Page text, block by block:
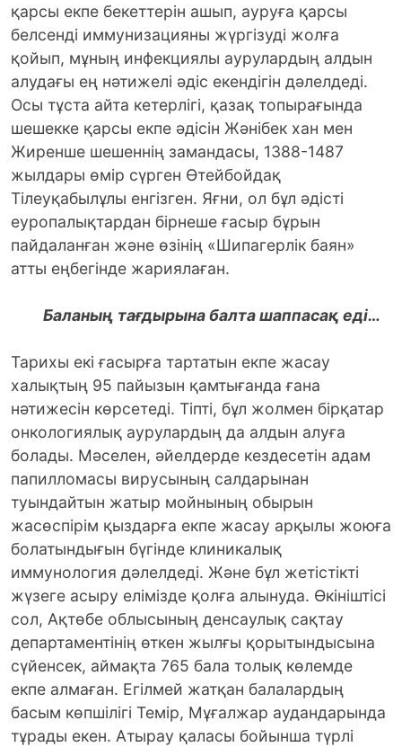
қарсы екпе бекеттерін ашып, ауруға қарсы
белсенді иммунизацияны жүргізуді жолға
қойып, мұның инфекциялы аурулардың алдын
алудағы ең нәтижелі әдіс екендігін дәлелдеді.
Осы тұста айта кетерлігі, қазақ топырағында
шешекке қарсы екпе әдісін Жәнібек хан мен
Жиренше шешеннің замандасы, 1388-1487
жылдары өмір сүрген Өтейбойдақ
Тілеуқабылұлы енгізген. Яғни, ол бұл әдісті
еуропалықтардан бірнеше ғасыр бұрын
пайдаланған және өзінің «Шипагерлiк баян»
атты еңбегінде жариялаған.
Баланың тағдырына балта шаппасақ еді…
Тарихы екі ғасырға тартатын екпе жасау
халықтың 95 пайызын қамтығанда ғана
нәтижесін көрсетеді. Тіпті, бұл жолмен бірқатар
онкологиялық аурулардың да алдын алуға
болады. Мәселен, әйелдерде кездесетін адам
папилломасы вирусының салдарынан
туындайтын жатыр мойнының обырын
жасөспірім қыздарға екпе жасау арқылы жоюға
болатындығын бүгінде клиникалық
иммунология дәлелдеді. Және бұл жетістікті
жүзеге асыру елімізде қолға алынуда. Өкініштісі
сол, Ақтөбе облысының денсаулық сақтау
департаментінің өткен жылғы қорытындысына
сүйенсек, аймақта 765 бала толық көлемде
екпе алмаған. Егілмей жатқан балалардың
басым көпшілігі Темір, Мұғалжар аудандарында
тұрады екен. Атырау қаласы бойынша түрлі